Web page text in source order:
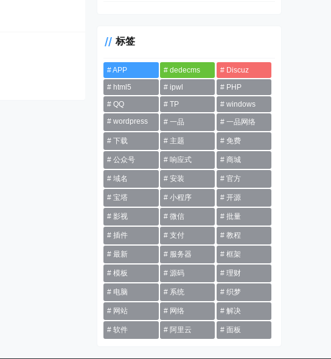
标签
APP dedecms
Discuz
html5
ipwl
PHP
QQ
TP
windows
wordpress
一品 一品网络
下载 主题 免费
公众号 响应式 商城
域名 安装 官方
宝塔 小程序 开源
影视 微信 批量
插件 支付 教程
最新 服务器 框架
模板 源码 理财
电脑 系统 织梦
网站 网络 解决
软件 阿里云 面板